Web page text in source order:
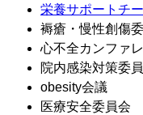
栄養サポートチ
褥瘡・慢性創傷
心不全カンファ
院内感染対策委
obesity会議
医療安全委員会